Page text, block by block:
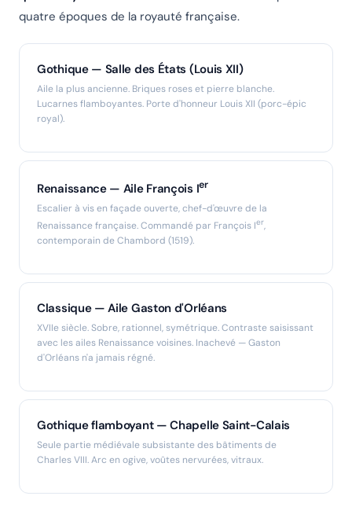
quatre époques de la royauté française.
Gothique — Salle des États (Louis XII)
Aile la plus ancienne. Briques roses et pierre blanche.
Lucarnes flamboyantes. Porte d'honneur Louis XII (porc-épic
royal).
Renaissance — Aile François Ier
Escalier à vis en façade ouverte, chef-d'œuvre de la
Renaissance française. Commandé par François Ier,
contemporain de Chambord (1519).
Classique — Aile Gaston d'Orléans
XVIIe siècle. Sobre, rationnel, symétrique. Contraste saisissant
avec les ailes Renaissance voisines. Inachevé — Gaston
d'Orléans n'a jamais régné.
Gothique flamboyant — Chapelle Saint-Calais
Seule partie médiévale subsistante des bâtiments de
Charles VIII. Arc en ogive, voûtes nervurées, vitraux.